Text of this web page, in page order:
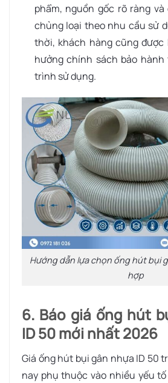
phẩm, nguồn gốc rõ ràng
chủng loại theo nhu cầu sử
thời, khách hàng cũng
hưởng chính sách bảo
trình sử dụng.
Hướng dẫn lựa chọn ống hút bụi
hợp
6. Báo giá ống hút
ID 50 mới nhất 2026
Giá ống hút bụi gân nhựa ID 50
nay phụ thuộc vào nhiều yếu